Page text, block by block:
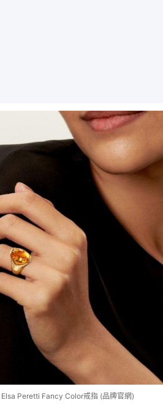
Peretti Fancy Color戒指 (品牌官網)